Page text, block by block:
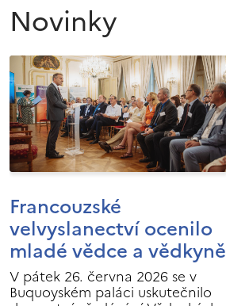
Novinky
Francouzské
velvyslanectví ocenilo
mladé vědce a vědkyně
V pátek 26. června 2026 se v
Buquoyském paláci uskutečnilo